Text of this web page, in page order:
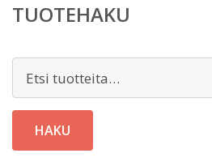
TUOTEHAKU
HAKU